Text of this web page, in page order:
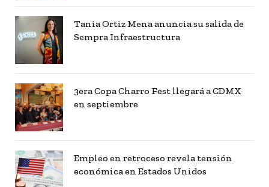
Tania Ortiz Mena anuncia su salida de
Sempra Infraestructura
3era Copa Charro Fest llegará a CDMX
en septiembre
Empleo en retroceso revela tensión
económica en Estados Unidos